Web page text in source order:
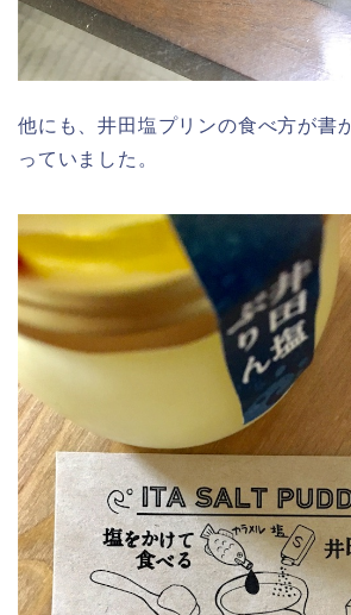
他にも、井田塩プリンの食べ方が書
っていました。